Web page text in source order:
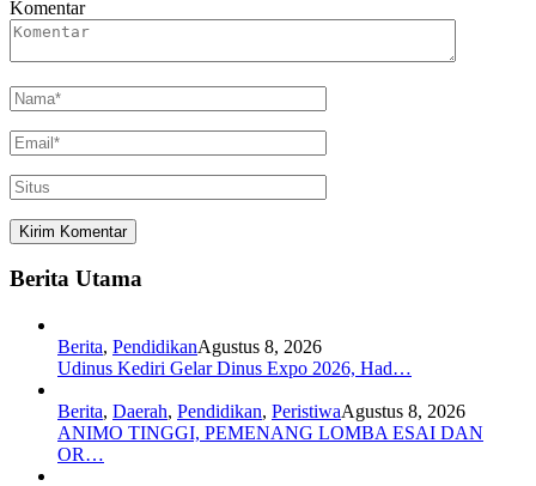
Komentar
Berita Utama
Berita, PendidikanAgustus 8, 2026
Udinus Kediri Gelar Dinus Expo 2026, Had…
Berita, Daerah, Pendidikan, PeristiwaAgustus 8, 2026
ANIMO TINGGI, PEMENANG LOMBA ESAI DAN
OR…